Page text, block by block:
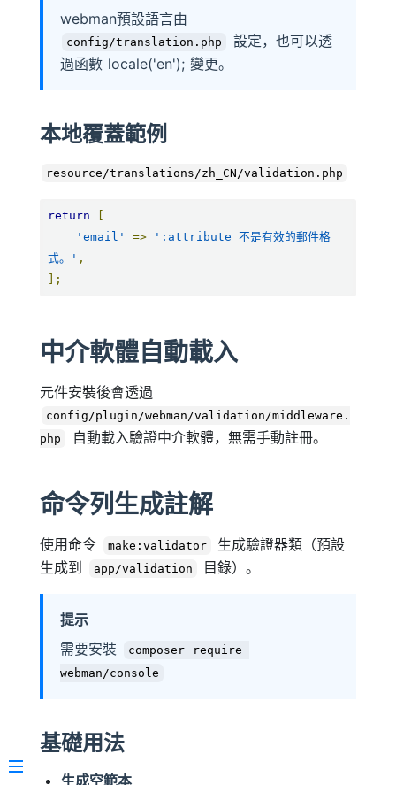
webman預設語言由
config/translation.php
設定，也可以透
過函數 locale('en'); 變更。
本地覆蓋範例
resource/translations/zh_CN/validation.php
return
'email'
=>
':attribute 不是有效的郵件格
式。' ,
];
中介軟體自動載入
元件安裝後會透過
config/plugin/webman/validation/middleware.
php
自動載入驗證中介軟體，無需手動註冊。
命令列生成註解
使用命令 make:validator
生成驗證器類（預設
生成到
app/validation 目錄）。
提示
需要安裝
composer require
webman/console
基礎用法
生成空範本